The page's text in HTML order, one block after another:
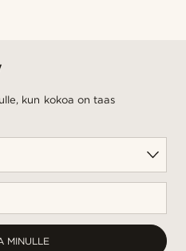
kun kokoa on taas
MINULLE